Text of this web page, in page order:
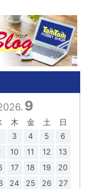
9
木 金 土
日
3 4 5
6
10 11 12
13
17 18 19
20
24 25 26
27